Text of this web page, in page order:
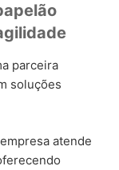
parceira
soluções
atende